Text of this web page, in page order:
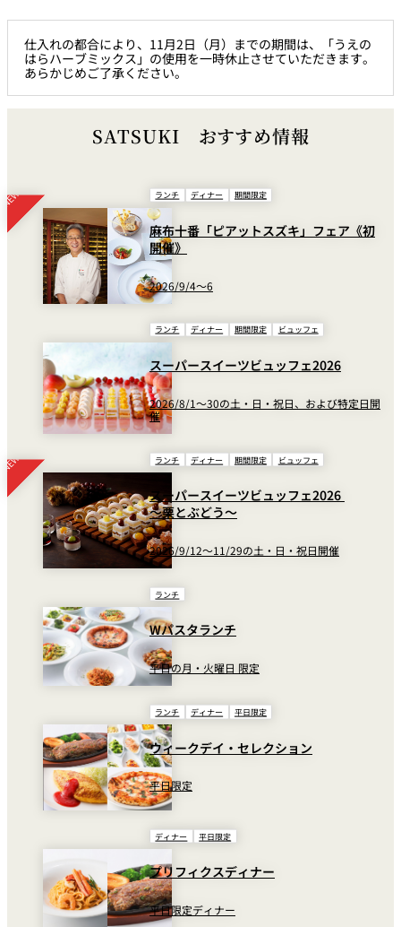
仕入れの都合により、11月2日（月）までの期間は、「うえの
はらハーブミックス」の使用を一時休止させていただきます。
あらかじめご了承ください。
SATSUKI おすすめ情報
ランチ ディナー 期間限定
麻布十番「ピアットスズキ」フェア《初
開催》
2026/9/4～6
ランチ ディナー 期間限定 ビュッフェ
スーパースイーツビュッフェ2026
2026/8/1～30の土・日・祝日、および特定日開
催
ランチ ディナー 期間限定 ビュッフェ
スーパースイーツビュッフェ2026
～栗とぶどう～
2026/9/12～11/29の土・日・祝日開催
ランチ
Wパスタランチ
平日の月・火曜日 限定
ランチ ディナー 平日限定
ウィークデイ・セレクション
平日限定
ディナー 平日限定
プリフィクスディナー
平日限定ディナー